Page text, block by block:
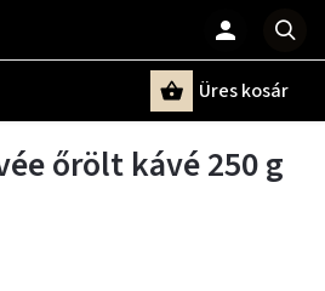
Üres kosár
őrölt kávé 250 g